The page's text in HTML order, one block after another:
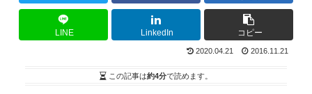
LINE LinkedIn コピー
2020.04.21 2016.11.21
この記事は約4分で読めます。